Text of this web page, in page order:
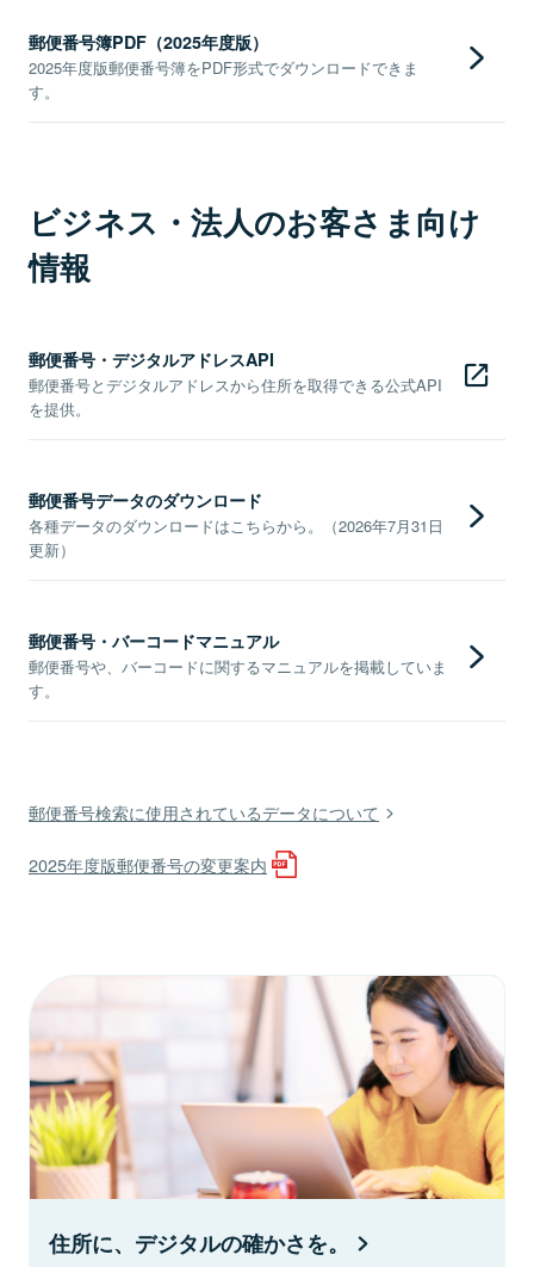
郵便番号簿PDF（2025年度版）
2025年度版郵便番号簿をPDF形式でダウンロードできま
す。
ビジネス・法人のお客さま向け
情報
郵便番号・デジタルアドレスAPI
郵便番号とデジタルアドレスから住所を取得できる公式API
を提供。
郵便番号データのダウンロード
各種データのダウンロードはこちらから。（2026年7月31日
更新）
郵便番号・バーコードマニュアル
郵便番号や、バーコードに関するマニュアルを掲載していま
す。
郵便番号検索に使用されているデータについて
2025年度版郵便番号の変更案内
住所に、デジタルの確かさを。